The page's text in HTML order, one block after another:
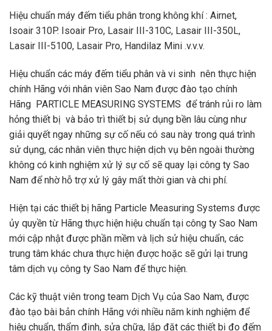
Hiệu chuẩn máy đếm tiểu phân trong không khí : Airnet,
Isoair 310P. Isoair Pro, Lasair III-310C, Lasair III-350L,
Lasair III-5100, Lasair Pro, Handilaz Mini .v.v.v.
Hiệu chuẩn các máy đếm tiểu phân và vi sinh nên thực hiện
chính Hãng với nhân viên Sao Nam được đào tạo chính
Hãng PARTICLE MEASURING SYSTEMS để tránh rủi ro làm
hỏng thiết bị và bảo trì thiết bị sử dụng bền lâu cùng như
giải quyết ngay những sự cố nếu có sau này trong quá trình
sử dụng, các nhân viên thực hiện dịch vụ bên ngoài thường
không có kinh nghiệm xử lý sự cố sẽ quay lại công ty Sao
Nam để nhờ hỗ trợ xử lý gây mất thời gian và chi phí.
Hiện tại các thiết bị hãng Particle Measuring Systems được
ủy quyền từ Hãng thực hiện hiệu chuẩn tại công ty Sao Nam
mới cập nhật được phần mềm và lịch sử hiệu chuẩn, các
trung tâm khác chưa thực hiện được hoặc sẽ gửi lại trung
tâm dịch vụ công ty Sao Nam để thực hiện.
Các kỹ thuật viên trong team Dịch Vụ của Sao Nam, được
đào tạo bài bản chính Hãng với nhiều năm kinh nghiệm để
hiệu chuẩn, thẩm định, sửa chữa, lắp đặt các thiết bị đo đếm